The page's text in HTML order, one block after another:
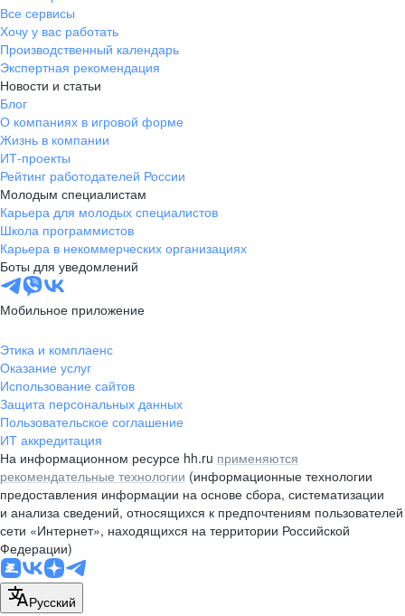
пер. Ланинский д. 4, офис 3.4
+7 423 202-33-28
pr@dv.hh.ru
Новосибирск
ул. Большевистская, д. 35,
помещение 21
+7 383 207-94-64
pr@nsk.hh.ru
Минск
пр-т Дзержинского, д. 57,
10 этаж, помещение 45-1
pr@rabota.by
Алматы
пр. Абая, д. 151, БЦ Алатау,
12 этаж, офис 1209
+7 727 232-13-13
pr@headhunter.com.kz
Все сервисы
Хочу у вас работать
Производственный календарь
Экспертная рекомендация
Новости и статьи
Блог
О компаниях в игровой форме
Жизнь в компании
ИТ-проекты
Рейтинг работодателей России
Молодым специалистам
Карьера для молодых специалистов
Школа программистов
Карьера в некоммерческих организациях
Боты для уведомлений
Мобильное приложение
Этика и комплаенс
Оказание услуг
Использование сайтов
Защита персональных данных
Пользовательское соглашение
ИТ аккредитация
На информационном ресурсе hh.ru применяются
рекомендательные технологии (информационные технологии
предоставления информации на основе сбора, систематизации
и анализа сведений, относящихся к предпочтениям пользователей
сети «Интернет», находящихся на территории Российской
Федерации)
Русский